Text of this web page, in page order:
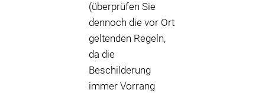
(überprüfen Sie
dennoch die vor Ort
geltenden Regeln,
da die
Beschilderung
immer Vorrang